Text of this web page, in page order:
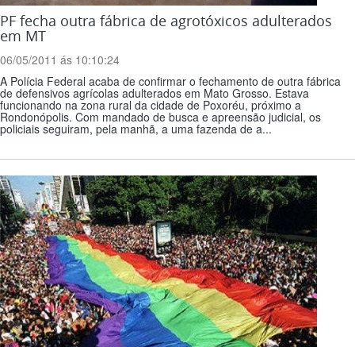
PF fecha outra fábrica de agrotóxicos adulterados
em MT
06/05/2011 ás 10:10:24
A Polícia Federal acaba de confirmar o fechamento de outra fábrica
de defensivos agrícolas adulterados em Mato Grosso. Estava
funcionando na zona rural da cidade de Poxoréu, próximo a
Rondonópolis. Com mandado de busca e apreensão judicial, os
policiais seguiram, pela manhã, a uma fazenda de a...